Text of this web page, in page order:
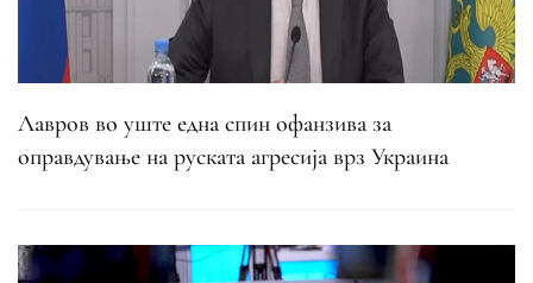
Лавров во уште една спин офанзива за
оправдување на руската агресија врз Украина